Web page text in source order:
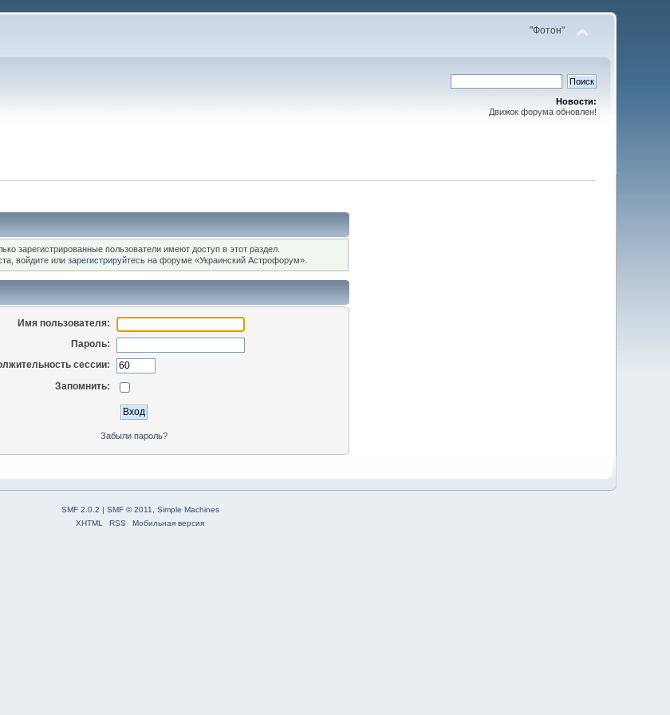
"Фотон"
Новости:
Движок форума обновлен!
зарегистрированные пользователи имеют доступ в этот раздел.
войдите или зарегистрируйтесьна форуме «Украинский Астрофорум».
Имя пользователя:
Пароль:
сессии:
Запомнить:
Забыли пароль?
SMF 2.0.2 | SMF © 2011
Simple Machines
XHTML
RSS Мобильная версия